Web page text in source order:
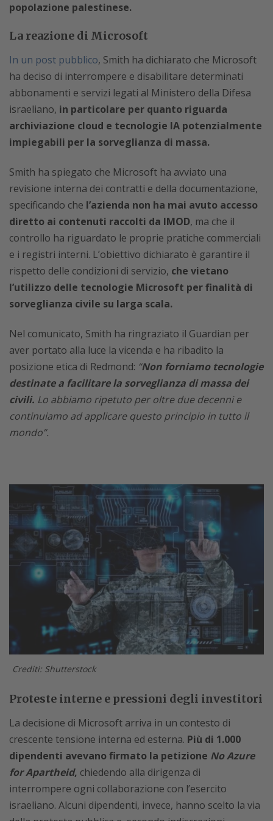
popolazione palestinese.
La reazione di Microsoft
In un post pubblico, Smith ha dichiarato che Microsoft
ha deciso di interrompere e disabilitare determinati
abbonamenti e servizi legati al Ministero della Difesa
israeliano, in particolare per quanto riguarda
archiviazione cloud e tecnologie IA potenzialmente
impiegabili per la sorveglianza di massa.
Smith ha spiegato che Microsoft ha avviato una
revisione interna dei contratti e della documentazione,
specificando che l’azienda non ha mai avuto accesso
diretto ai contenuti raccolti da IMOD, ma che il
controllo ha riguardato le proprie pratiche commerciali
e i registri interni. L’obiettivo dichiarato è garantire il
rispetto delle condizioni di servizio, che vietano
l’utilizzo delle tecnologie Microsoft per finalità di
sorveglianza civile su larga scala.
Nel comunicato, Smith ha ringraziato il Guardian per
aver portato alla luce la vicenda e ha ribadito la
posizione etica di Redmond: “Non forniamo tecnologie
destinate a facilitare la sorveglianza di massa dei
civili. Lo abbiamo ripetuto per oltre due decenni e
continuiamo ad applicare questo principio in tutto il
mondo”.
Crediti: Shutterstock
Proteste interne e pressioni degli investitori
La decisione di Microsoft arriva in un contesto di
crescente tensione interna ed esterna. Più di 1.000
dipendenti avevano firmato la petizione No Azure
for Apartheid, chiedendo alla dirigenza di
interrompere ogni collaborazione con l’esercito
israeliano. Alcuni dipendenti, invece, hanno scelto la via